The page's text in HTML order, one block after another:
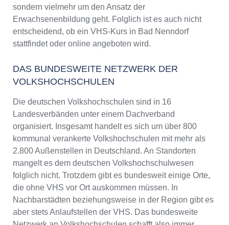
sondern vielmehr um den Ansatz der
Erwachsenenbildung geht. Folglich ist es auch nicht
entscheidend, ob ein VHS-Kurs in Bad Nenndorf
stattfindet oder online angeboten wird.
DAS BUNDESWEITE NETZWERK DER
VOLKSHOCHSCHULEN
Die deutschen Volkshochschulen sind in 16
Landesverbänden unter einem Dachverband
organisiert. Insgesamt handelt es sich um über 800
kommunal verankerte Volkshochschulen mit mehr als
2.800 Außenstellen in Deutschland. An Standorten
mangelt es dem deutschen Volkshochschulwesen
folglich nicht. Trotzdem gibt es bundesweit einige Orte,
die ohne VHS vor Ort auskommen müssen. In
Nachbarstädten beziehungsweise in der Region gibt es
aber stets Anlaufstellen der VHS. Das bundesweite